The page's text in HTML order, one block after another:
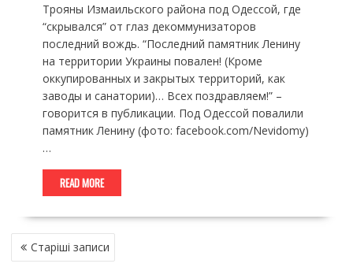
Трояны Измаильского района под Одессой, где
“скрывался” от глаз декоммунизаторов
последний вождь. “Последний памятник Ленину
на территории Украины повален! (Кроме
оккупированных и закрытых территорий, как
заводы и санатории)… Всех поздравляем!” –
говорится в публикации. Под Одессой повалили
памятник Ленину (фото: facebook.com/Nevidomy)
…
READ MORE
НАВІГАЦІЯ
ЗА Старіші записи